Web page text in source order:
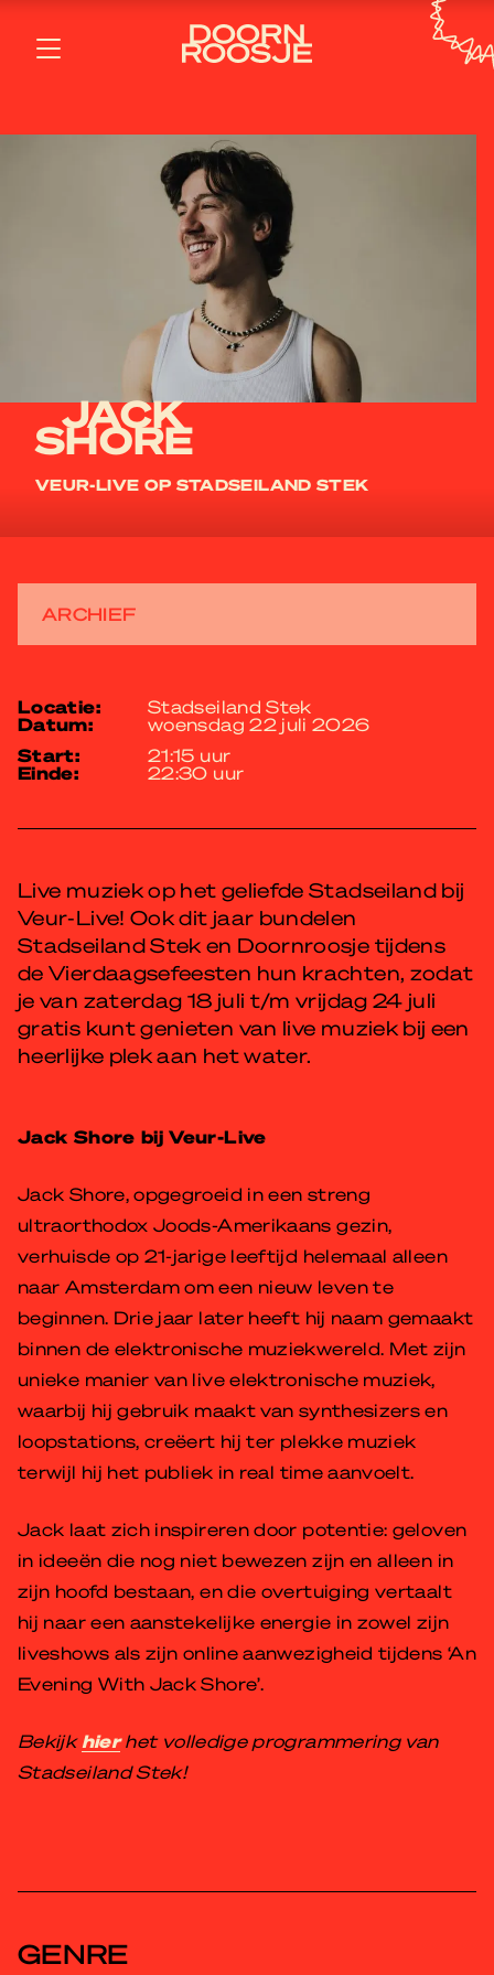
JACK
SHORE
VEUR-LIVE OP STADSEILAND STEK
ARCHIEF
locatie: Stadseiland Stek
datum:
woensdag 22 juli 2026
start:
21:15 uur
einde: 22:30 uur
Live muziek op het geliefde Stadseiland bij
Veur-Live! Ook dit jaar bundelen
Stadseiland Stek en Doornroosje tijdens
de Vierdaagsefeesten hun krachten, zodat
je van zaterdag 18 juli t/m vrijdag 24 juli
gratis kunt genieten van live muziek bij een
heerlijke plek aan het water.
Jack Shore bij Veur-Live
Jack Shore, opgegroeid in een streng
ultraorthodox Joods-Amerikaans gezin,
verhuisde op 21-jarige leeftijd helemaal alleen
naar Amsterdam om een nieuw leven te
beginnen. Drie jaar later heeft hij naam gemaakt
binnen de elektronische muziekwereld. Met zijn
unieke manier van live elektronische muziek,
waarbij hij gebruik maakt van synthesizers en
loopstations, creëert hij ter plekke muziek
terwijl hij het publiek in real time aanvoelt.
Jack laat zich inspireren door potentie: geloven
in ideeën die nog niet bewezen zijn en alleen in
zijn hoofd bestaan, en die overtuiging vertaalt
hij naar een aanstekelijke energie in zowel zijn
liveshows als zijn online aanwezigheid tijdens ‘An
Evening With Jack Shore’.
Bekijkhierhet volledige programmering van
Stadseiland Stek!
GENRE